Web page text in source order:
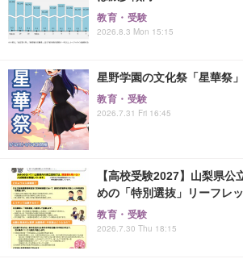
教育・受験
2026.8.3 Mon 15:15
星野学園の文化祭「星華祭
教育・受験
2026.7.31 Fri 16:45
【高校受験2027】山梨県公
めの「特別選抜」リーフレ
教育・受験
2026.7.30 Thu 18:15